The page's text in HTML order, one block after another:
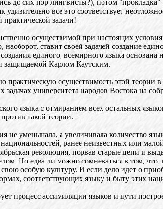
до сих пор лингвисты?), потом "прокладка"
все это соответствует
задачи!
осуществимой при настоящих
ставит своей задачей создание
единого, всемирного языка основана
защищаемой Карлом Каутским.
осуществимость этой
университета народов Востока на
языка с отмиранием всех остальных
такой теории.
не уменьшала, а увеличивала количество
ранее неизвестных или
революция, порвав старые цепи и
Но едва ли можно сомневаться в том,
особую культуру. И если дело идет о
соответствующих языку и быту этих
процесс ассимиляции языков и пути